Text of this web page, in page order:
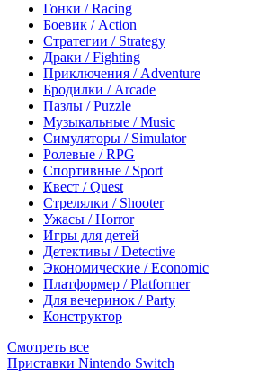
Гонки / Racing
Боевик / Action
Стратегии / Strategy
Драки / Fighting
Приключения / Adventure
Бродилки / Arcade
Пазлы / Puzzle
Музыкальные / Music
Симуляторы / Simulator
Ролевые / RPG
Спортивные / Sport
Квест / Quest
Стрелялки / Shooter
Ужасы / Horror
Игры для детей
Детективы / Detective
Экономические / Economic
Платформер / Platformer
Для вечеринок / Party
Конструктор
Смотреть все
Приставки Nintendo Switch